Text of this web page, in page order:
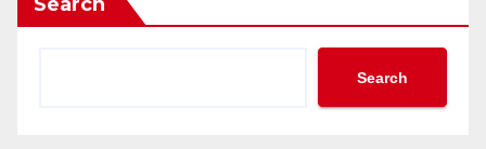
Search